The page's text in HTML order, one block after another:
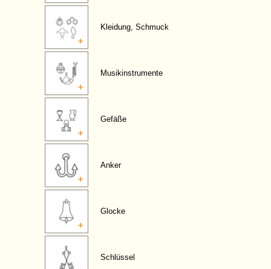
Kleidung, Schmuck
Musikinstrumente
Gefäße
Anker
Glocke
Schlüssel